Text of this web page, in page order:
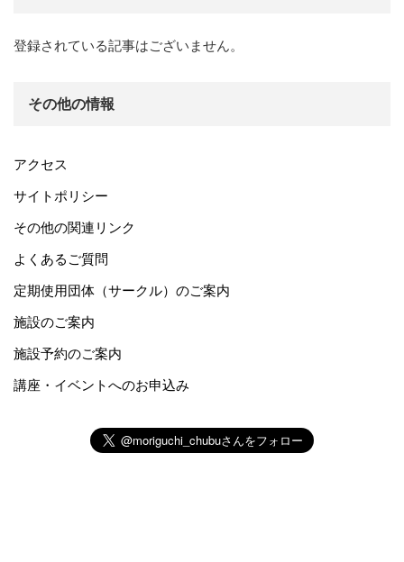
登録されている記事はございません。
その他の情報
アクセス
サイトポリシー
その他の関連リンク
よくあるご質問
定期使用団体（サークル）のご案内
施設のご案内
施設予約のご案内
講座・イベントへのお申込み